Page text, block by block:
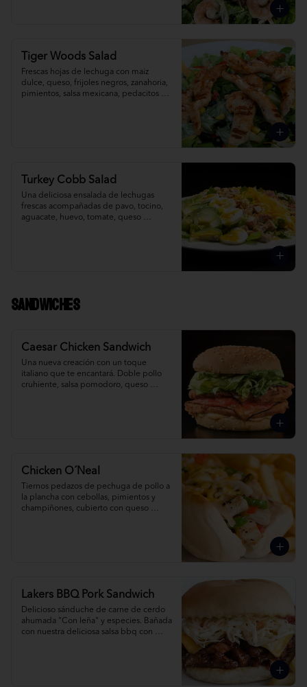
Tiger Woods Salad
Frescas hojas de lechuga con maiz
dulce, queso, frijoles negros, zanahoria,
pimientos, salsa mexicana, pedacitos de
Turkey Cobb Salad
Una deliciosa ensalada de lechugas
frescas acompañadas de pavo, tocino,
aguacate, huevo, tomate, queso
Sandwiches
Caesar Chicken Sandwich
Una nueva creación con un toque
italiano que te encantará. Doble pollo
cruhiente, salsa pomodoro, queso
Chicken O´Neal
Tiernos pedazos de pechuga de pollo a
la plancha con cebollas, pimientos y
champiñones, cubierto con queso
Lakers BBQ Pork Sandwich
Delicioso sánduche de carne de cerdo
ahumada "Con leña" y especies. Bañada
con nuestra deliciosa salsa bbq con